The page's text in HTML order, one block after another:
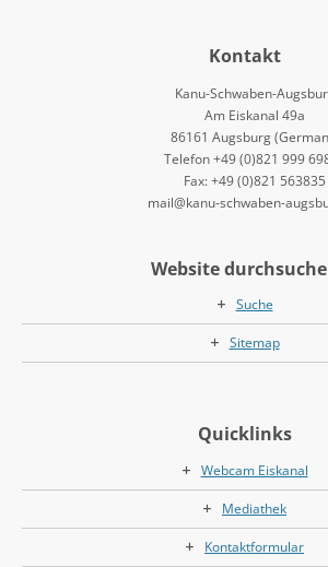
Kontakt
Kanu-Schwaben-
Am Eiskanal 49a
86161 Augsburg
Telefon +49 (0)821 999
Fax: +49 (0)821 563835
mail@kanu-schwaben-
Website
Suche
Sitemap
Quicklinks
Webcam Eiskanal
Mediathek
Kontaktformular